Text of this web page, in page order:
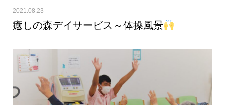
2021.08.23
癒しの森デイサービス～体操風景